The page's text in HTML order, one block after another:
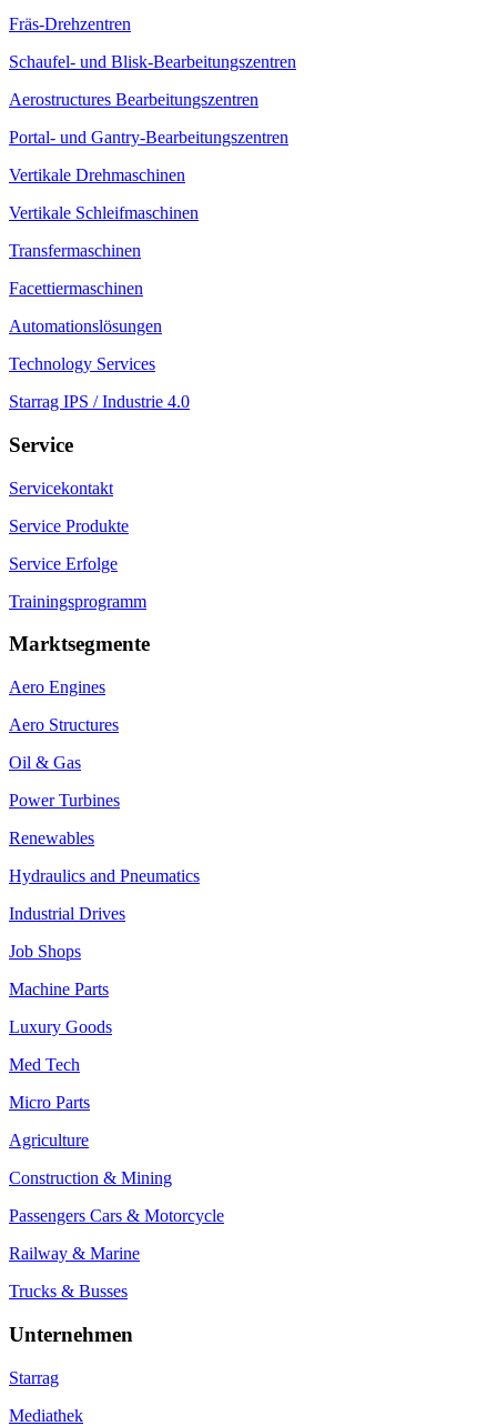
Fräs-Drehzentren
Schaufel- und Blisk-Bearbeitungszentren
Aerostructures Bearbeitungszentren
Portal- und Gantry-Bearbeitungszentren
Vertikale Drehmaschinen
Vertikale Schleifmaschinen
Transfermaschinen
Facettiermaschinen
Automationslösungen
Technology Services
Starrag IPS / Industrie 4.0
Service
Servicekontakt
Service Produkte
Service Erfolge
Trainingsprogramm
Marktsegmente
Aero Engines
Aero Structures
Oil & Gas
Power Turbines
Renewables
Hydraulics and Pneumatics
Industrial Drives
Job Shops
Machine Parts
Luxury Goods
Med Tech
Micro Parts
Agriculture
Construction & Mining
Passengers Cars & Motorcycle
Railway & Marine
Trucks & Busses
Unternehmen
Starrag
Mediathek